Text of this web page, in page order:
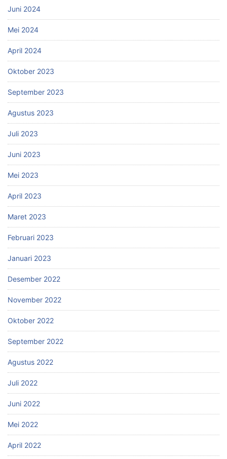
Juni 2024
Mei 2024
April 2024
Oktober 2023
September 2023
Agustus 2023
Juli 2023
Juni 2023
Mei 2023
April 2023
Maret 2023
Februari 2023
Januari 2023
Desember 2022
November 2022
Oktober 2022
September 2022
Agustus 2022
Juli 2022
Juni 2022
Mei 2022
April 2022